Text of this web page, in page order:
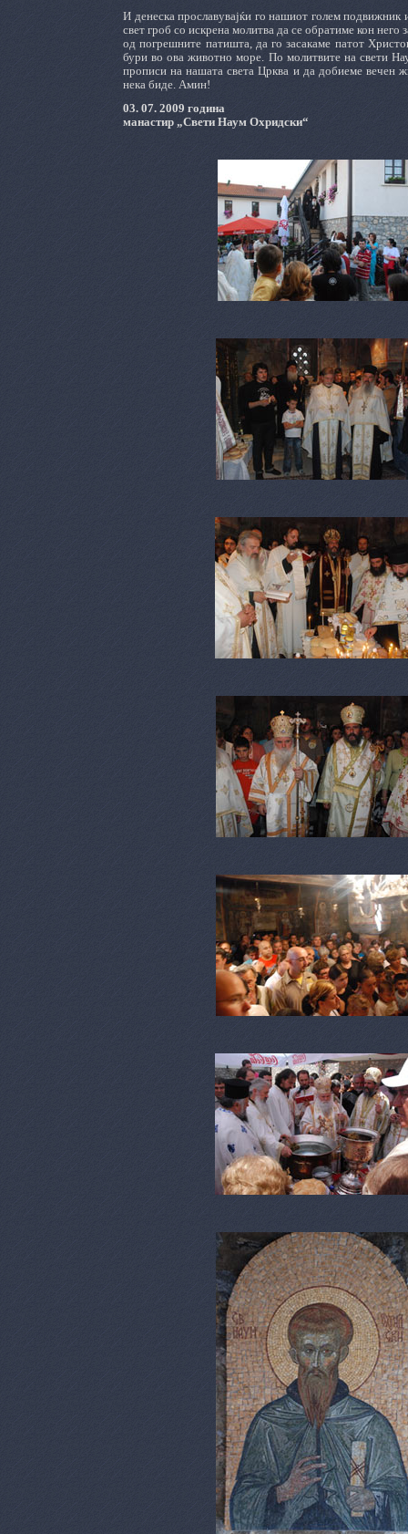
И денеска прославувајќи го нашиот голем подвижник
свет гроб со искрена молитва да се обратиме кон
од погрешните патишта, да го засакаме патот
бури во ова животно море. По молитвите на свети
прописи на нашата света Црква и да добиеме вечен
нека биде. Амин!
03. 07. 2009 година
манастир „Свети Наум Охридски“